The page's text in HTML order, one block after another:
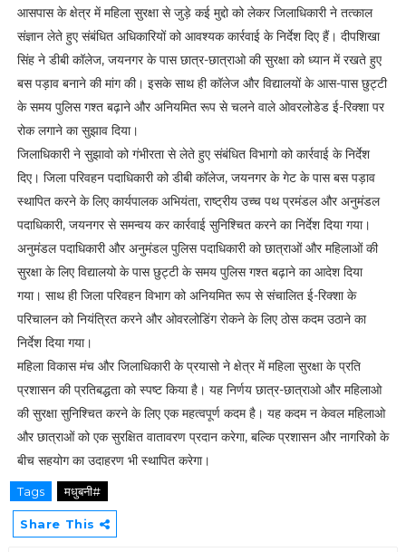
आसपास के क्षेत्र में महिला सुरक्षा से जुड़े कई मुद्दो को लेकर जिलाधिकारी ने तत्काल
संज्ञान लेते हुए संबंधित अधिकारियों को आवश्यक कार्रवाई के निर्देश दिए हैं। दीपशिखा
सिंह ने डीबी कॉलेज, जयनगर के पास छात्र-छात्राओ की सुरक्षा को ध्यान में रखते हुए
बस पड़ाव बनाने की मांग की। इसके साथ ही कॉलेज और विद्यालयों के आस-पास छुट्टी
के समय पुलिस गश्त बढ़ाने और अनियमित रूप से चलने वाले ओवरलोडेड ई-रिक्शा पर
रोक लगाने का सुझाव दिया।
जिलाधिकारी ने सुझावो को गंभीरता से लेते हुए संबंधित विभागो को कार्रवाई के निर्देश
दिए। जिला परिवहन पदाधिकारी को डीबी कॉलेज, जयनगर के गेट के पास बस पड़ाव
स्थापित करने के लिए कार्यपालक अभियंता, राष्ट्रीय उच्च पथ प्रमंडल और अनुमंडल
पदाधिकारी, जयनगर से समन्वय कर कार्रवाई सुनिश्चित करने का निर्देश दिया गया।
अनुमंडल पदाधिकारी और अनुमंडल पुलिस पदाधिकारी को छात्राओं और महिलाओं की
सुरक्षा के लिए विद्यालयो के पास छुट्टी के समय पुलिस गश्त बढ़ाने का आदेश दिया
गया। साथ ही जिला परिवहन विभाग को अनियमित रूप से संचालित ई-रिक्शा के
परिचालन को नियंत्रित करने और ओवरलोडिंग रोकने के लिए ठोस कदम उठाने का
निर्देश दिया गया।
महिला विकास मंच और जिलाधिकारी के प्रयासो ने क्षेत्र में महिला सुरक्षा के प्रति
प्रशासन की प्रतिबद्धता को स्पष्ट किया है। यह निर्णय छात्र-छात्राओ और महिलाओ
की सुरक्षा सुनिश्चित करने के लिए एक महत्वपूर्ण कदम है। यह कदम न केवल महिलाओ
और छात्राओं को एक सुरक्षित वातावरण प्रदान करेगा, बल्कि प्रशासन और नागरिको के
बीच सहयोग का उदाहरण भी स्थापित करेगा।
Tags मधुबनी#
Share This